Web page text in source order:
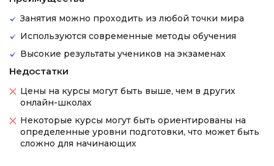
Занятия можно проходить из любой точки мира
Используются современные методы обучения
Высокие результаты учеников на экзаменах
Недостатки
Цены на курсы могут быть выше, чем в других
онлайн-школах
Некоторые курсы могут быть ориентированы на
определенные уровни подготовки, что может быть
сложно для начинающих